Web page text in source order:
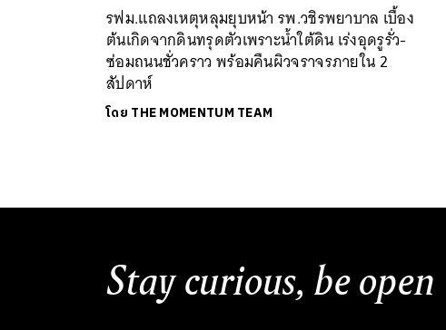
รฟม.แถลงเหตุหลุมยุบหน้า รพ.วชิรพยาบาล เบื้อง
ต้นเกิดจากดินทรุดตัวเพราะน้ำใต้ดิน เร่งอุดรูรั่ว-
ซ่อมถนนชั่วคราว พร้อมคืนผิวจราจรภายใน 2
สัปดาห์
โดย THE MOMENTUM TEAM
Stay curious, be open